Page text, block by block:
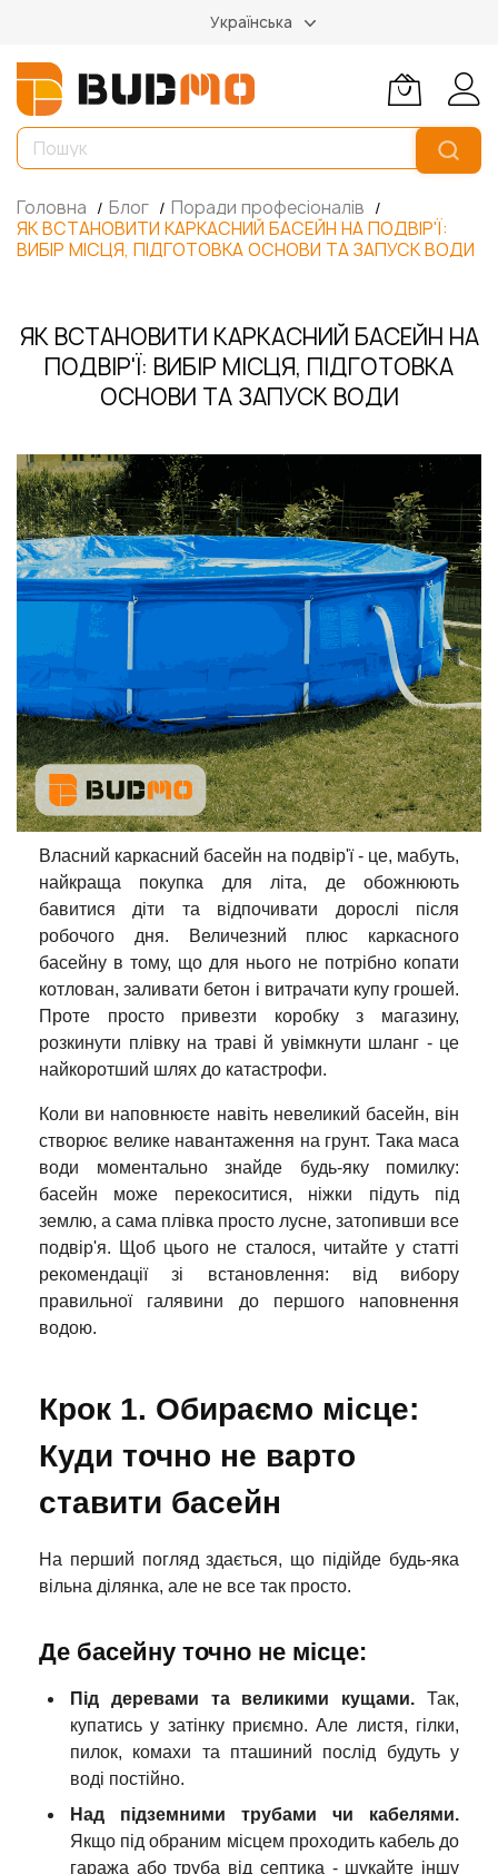
Українська
Головна Блог
Поради професіоналів
ЯК ВСТАНОВИТИ КАРКАСНИЙ БАСЕЙН НА ПОДВІР'Ї:
ВИБІР МІСЦЯ, ПІДГОТОВКА ОСНОВИ ТА ЗАПУСК ВОДИ
ЯК ВСТАНОВИТИ КАРКАСНИЙ БАСЕЙН НА
ПОДВІР'Ї: ВИБІР МІСЦЯ, ПІДГОТОВКА
ОСНОВИ ТА ЗАПУСК ВОДИ
Власний каркасний басейн на подвір'ї - це, мабуть,
найкраща покупка для літа, де обожнюють
бавитися діти та відпочивати дорослі після
робочого дня. Величезний плюс каркасного
басейну в тому, що для нього не потрібно копати
котлован, заливати бетон і витрачати купу грошей.
Проте просто привезти коробку з магазину,
розкинути плівку на траві й увімкнути шланг - це
найкоротший шлях до катастрофи.
Коли ви наповнюєте навіть невеликий басейн, він
створює велике навантаження на грунт. Така маса
води моментально знайде будь-яку помилку:
басейн може перекоситися, ніжки підуть під
землю, а сама плівка просто лусне, затопивши все
подвір'я. Щоб цього не сталося, читайте у статті
рекомендації зі встановлення: від вибору
правильної галявини до першого наповнення
водою.
Крок 1. Обираємо місце:
Куди точно не варто
ставити басейн
На перший погляд здається, що підійде будь-яка
вільна ділянка, але не все так просто.
Де басейну точно не місце:
Під деревами та великими кущами. Так,
купатись у затінку приємно. Але листя, гілки,
пилок, комахи та пташиний послід будуть у
воді постійно.
Над підземними трубами чи кабелями.
Якщо під обраним місцем проходить кабель до
гаража або труба від септика - шукайте іншу